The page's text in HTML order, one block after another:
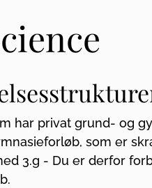
har privat grund- og
som er
3.g - Du er derfor